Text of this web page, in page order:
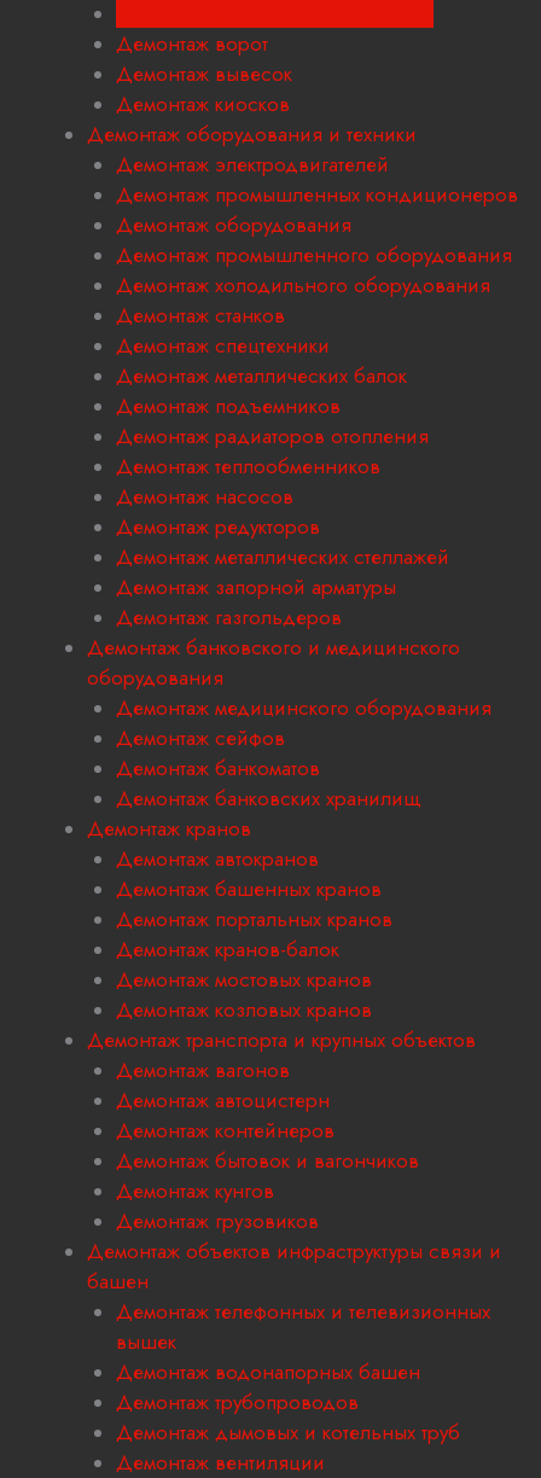
Демонтаж ворот
Демонтаж вывесок
Демонтаж киосков
Демонтаж оборудования и техники
Демонтаж электродвигателей
Демонтаж промышленных кондиционеров
Демонтаж оборудования
Демонтаж промышленного оборудования
Демонтаж холодильного оборудования
Демонтаж станков
Демонтаж спецтехники
Демонтаж металлических балок
Демонтаж подъемников
Демонтаж радиаторов отопления
Демонтаж теплообменников
Демонтаж насосов
Демонтаж редукторов
Демонтаж металлических стеллажей
Демонтаж запорной арматуры
Демонтаж газгольдеров
Демонтаж банковского и медицинского
оборудования
Демонтаж медицинского оборудования
Демонтаж сейфов
Демонтаж банкоматов
Демонтаж банковских хранилищ
Демонтаж кранов
Демонтаж автокранов
Демонтаж башенных кранов
Демонтаж портальных кранов
Демонтаж кранов-балок
Демонтаж мостовых кранов
Демонтаж козловых кранов
Демонтаж транспорта и крупных объектов
Демонтаж вагонов
Демонтаж автоцистерн
Демонтаж контейнеров
Демонтаж бытовок и вагончиков
Демонтаж кунгов
Демонтаж грузовиков
Демонтаж объектов инфраструктуры связи и
башен
Демонтаж телефонных и телевизионных
вышек
Демонтаж водонапорных башен
Демонтаж трубопроводов
Демонтаж дымовых и котельных труб
Демонтаж вентиляции